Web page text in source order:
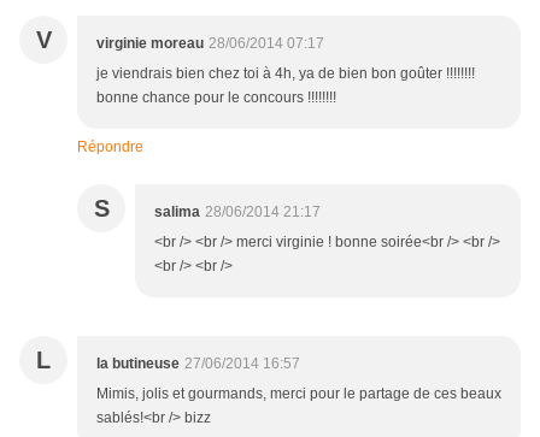
V virginie moreau 28/06/2014 07:17
je viendrais bien chez toi à 4h, ya de bien bon goûter !!!!!!!!
bonne chance pour le concours !!!!!!!!
Répondre
S salima 28/06/2014 21:17
<br /> <br /> merci virginie ! bonne soirée<br /> <br />
<br /> <br />
L la butineuse 27/06/2014 16:57
Mimis, jolis et gourmands, merci pour le partage de ces beaux
sablés!<br /> bizz